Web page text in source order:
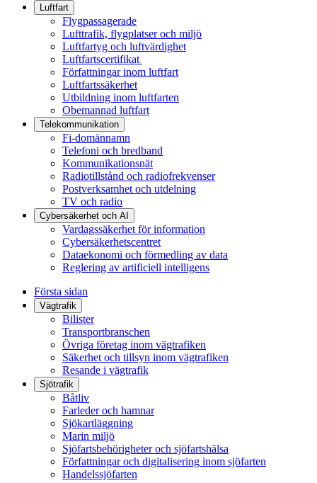
Luftfart
Flygpassagerade
Lufttrafik, flygplatser och miljö
Luftfartyg och luftvärdighet
Luftfartscertifikat
Författningar inom luftfart
Luftfartssäkerhet
Utbildning inom luftfarten
Obemannad luftfart
Telekommunikation
Fi-domännamn
Telefoni och bredband
Kommunikationsnät
Radiotillstånd och radiofrekvenser
Postverksamhet och utdelning
TV och radio
Cybersäkerhet och AI
Vardagssäkerhet för information
Cybersäkerhetscentret
Dataekonomi och förmedling av data
Reglering av artificiell intelligens
Första sidan
Vägtrafik
Bilister
Transportbranschen
Övriga företag inom vägtrafiken
Säkerhet och tillsyn inom vägtrafiken
Resande i vägtrafik
Sjötrafik
Båtliv
Farleder och hamnar
Sjökartläggning
Marin miljö
Sjöfartsbehörigheter och sjöfartshälsa
Författningar och digitalisering inom sjöfarten
Handelssjöfarten